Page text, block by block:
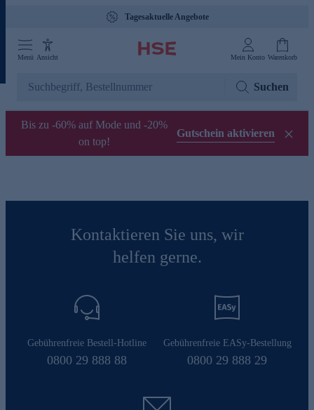
Tagesaktuelle Angebote
Menü Ansicht Mein Konto Warenkorb
Suchen
Bis zu -60% auf Mode und -20%
on top!
Gutschein aktivieren
Kontaktieren Sie uns, wir
helfen gerne.
Gebührenfreie Bestell-Hotline
0800 29 888 88
Gebührenfreie EASy-Bestellung
0800 29 888 29